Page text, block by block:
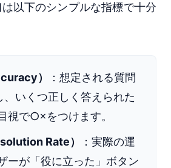
以下のシンプルな指標で十分
）
：想定される質問
、いくつ正しく答えられた
視で○×をつけます。
Rate）
：実際の運
ーが「役に立った」ボタン